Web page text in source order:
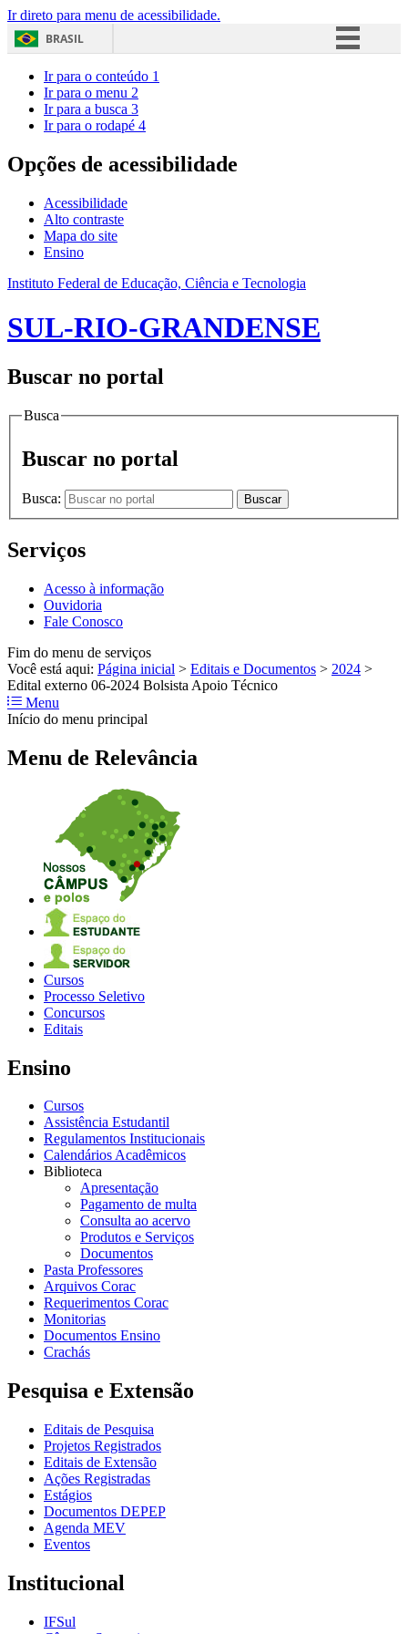
Ir direto para menu de acessibilidade.
BRASIL
Acesso à informação
Ir para o conteúdo 1
Ir para o menu 2
Ir para a busca 3
Ir para o rodapé 4
Opções de acessibilidade
Acessibilidade
Alto contraste
Mapa do site
Ensino
Instituto Federal de Educação, Ciência e Tecnologia
SUL-RIO-GRANDENSE
Buscar no portal
Busca
Buscar no portal
Busca: Buscar
Serviços
Acesso à informação
Ouvidoria
Fale Conosco
Fim do menu de serviços
Você está aqui: Página inicial > Editais e Documentos > 2024 >
Edital externo 06-2024 Bolsista Apoio Técnico
Menu
Início do menu principal
Menu de Relevância
Cursos
Processo Seletivo
Concursos
Editais
Ensino
Cursos
Assistência Estudantil
Regulamentos Institucionais
Calendários Acadêmicos
Biblioteca
Apresentação
Pagamento de multa
Consulta ao acervo
Produtos e Serviços
Documentos
Pasta Professores
Arquivos Corac
Requerimentos Corac
Monitorias
Documentos Ensino
Crachás
Pesquisa e Extensão
Editais de Pesquisa
Projetos Registrados
Editais de Extensão
Ações Registradas
Estágios
Documentos DEPEP
Agenda MEV
Eventos
Institucional
IFSul